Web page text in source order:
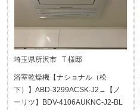
埼玉県所沢市 T 様邸
浴室乾燥機【ナショナル（松
下）】ABD-3299ACSK-J2→【ノ
ーリツ】BDV-4106AUKNC-J2-BL